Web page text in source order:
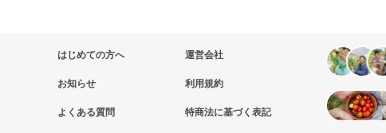
はじめての方へ
お知らせ
よくある質問
運営会社
利用規約
特商法に基づく表記